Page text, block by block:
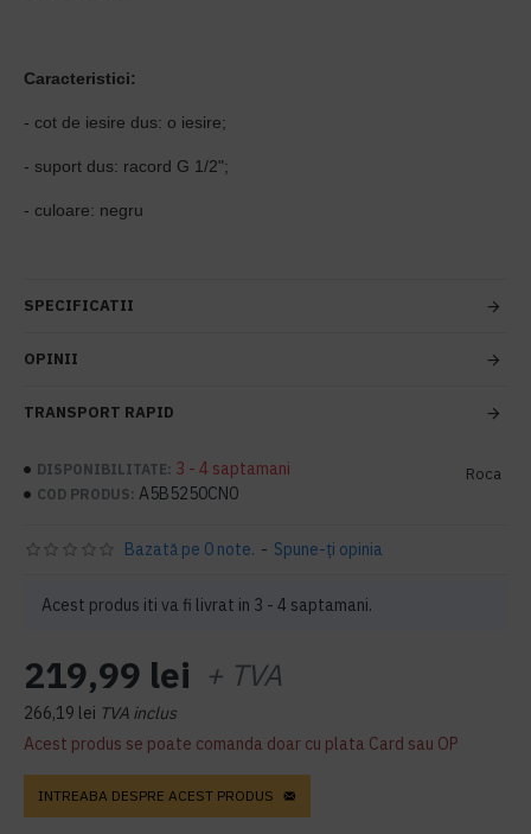
Caracteristici:
- cot de iesire dus: o iesire;
- suport dus: racord G 1/2";
- culoare: negru
SPECIFICATII
OPINII
TRANSPORT RAPID
DISPONIBILITATE: 3 - 4 saptamani
COD PRODUS: A5B5250CN0
Roca
Acest produs iti va fi livrat in 3 - 4 saptamani.
Bazată pe 0 note. - Spune-ţi opinia
219,99 lei + TVA
266,19 lei TVA inclus
Acest produs se poate comanda doar cu plata Card sau OP
INTREABA DESPRE ACEST PRODUS